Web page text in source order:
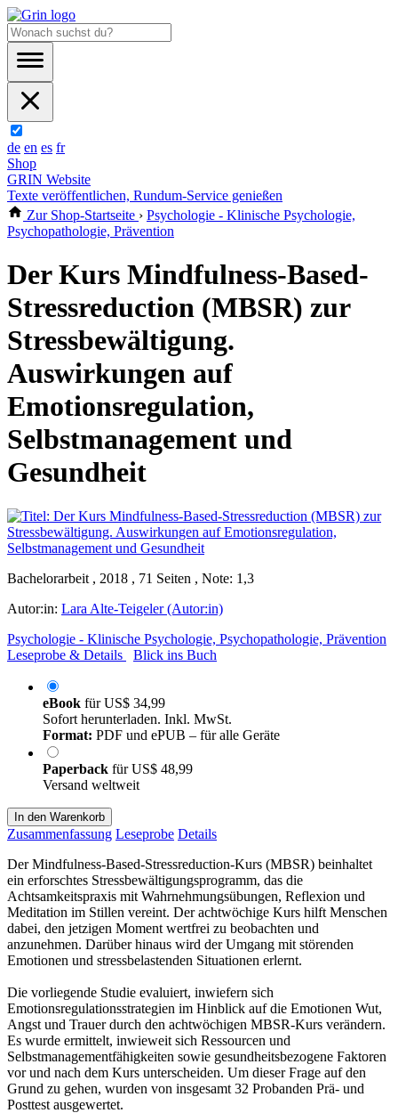
de en es fr
Shop
GRIN Website
Texte veröffentlichen, Rundum-Service genießen
Zur Shop-Startseite › Psychologie - Klinische Psychologie,
Psychopathologie, Prävention
Der Kurs Mindfulness-Based-
Stressreduction (MBSR) zur
Stressbewältigung.
Auswirkungen auf
Emotionsregulation,
Selbstmanagement und
Gesundheit
Bachelorarbeit , 2018 , 71 Seiten , Note: 1,3
Autor:in: Lara Alte-Teigeler (Autor:in)
Psychologie - Klinische Psychologie, Psychopathologie, Prävention
Leseprobe & Details
Blick ins Buch
eBook fürUS$ 34,99
Sofort herunterladen. Inkl. MwSt.
Format: PDF und ePUB – für alle Geräte
Paperback fürUS$ 48,99
Versand weltweit
In den Warenkorb
Zusammenfassung Leseprobe Details
Der Mindfulness-Based-Stressreduction-Kurs (MBSR) beinhaltet
ein erforschtes Stressbewältigungsprogramm, das die
Achtsamkeitspraxis mit Wahrnehmungsübungen, Reflexion und
Meditation im Stillen vereint. Der achtwöchige Kurs hilft Menschen
dabei, den jetzigen Moment wertfrei zu beobachten und
anzunehmen. Darüber hinaus wird der Umgang mit störenden
Emotionen und stressbelastenden Situationen erlernt.
Die vorliegende Studie evaluiert, inwiefern sich
Emotionsregulationsstrategien im Hinblick auf die Emotionen Wut,
Angst und Trauer durch den achtwöchigen MBSR-Kurs verändern.
Es wurde ermittelt, inwieweit sich Ressourcen und
Selbstmanagementfähigkeiten sowie gesundheitsbezogene Faktoren
vor und nach dem Kurs unterscheiden. Um dieser Frage auf den
Grund zu gehen, wurden von insgesamt 32 Probanden Prä- und
Posttest ausgewertet.